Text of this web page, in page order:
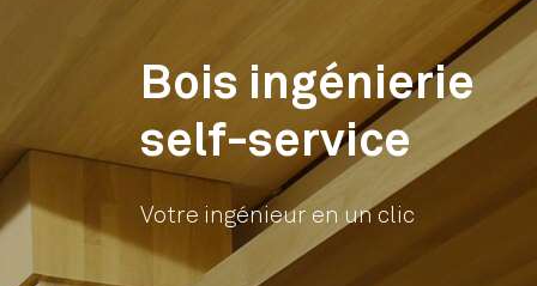
Bois ingénierie
self-service
Votre ingénieur en un clic